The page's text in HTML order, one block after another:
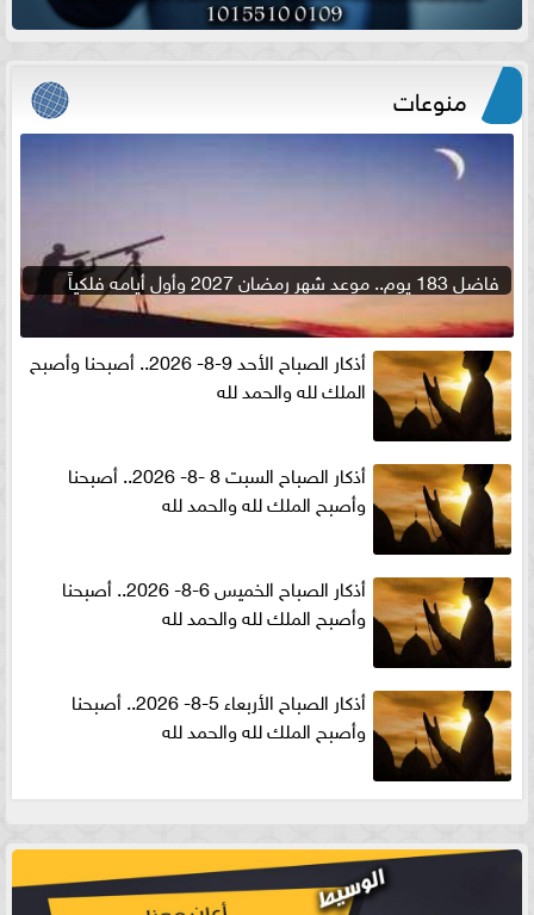
منوعات
فاضل 183 يوم.. موعد شهر رمضان 2027 وأول أيامه فلكياً
أذكار الصباح الأحد 9-8- 2026.. أصبحنا وأصبح
الملك لله والحمد لله
أذكار الصباح السبت 8 -8- 2026.. أصبحنا
وأصبح الملك لله والحمد لله
أذكار الصباح الخميس 6-8- 2026.. أصبحنا
وأصبح الملك لله والحمد لله
أذكار الصباح الأربعاء 5-8- 2026.. أصبحنا
وأصبح الملك لله والحمد لله